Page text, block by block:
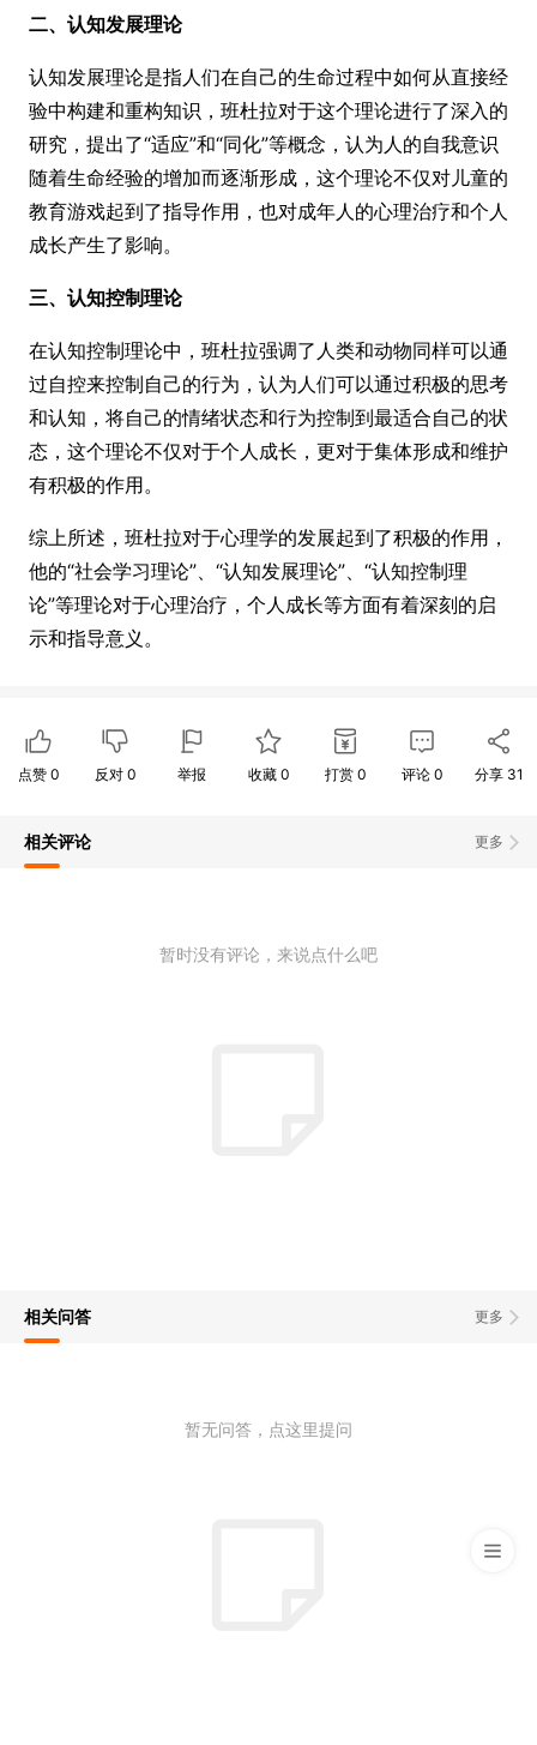
二、认知发展理论
认知发展理论是指人们在自己的生命过程中如何从直接经
验中构建和重构知识，班杜拉对于这个理论进行了深入的
研究，提出了“适应”和“同化”等概念，认为人的自我意识
随着生命经验的增加而逐渐形成，这个理论不仅对儿童的
教育游戏起到了指导作用，也对成年人的心理治疗和个人
成长产生了影响。
三、认知控制理论
在认知控制理论中，班杜拉强调了人类和动物同样可以通
过自控来控制自己的行为，认为人们可以通过积极的思考
和认知，将自己的情绪状态和行为控制到最适合自己的状
态，这个理论不仅对于个人成长，更对于集体形成和维护
有积极的作用。
综上所述，班杜拉对于心理学的发展起到了积极的作用，
他的“社会学习理论”、“认知发展理论”、“认知控制理
论”等理论对于心理治疗，个人成长等方面有着深刻的启
示和指导意义。
点赞 0 反对 0 举报 收藏 0 打赏 0 评论 0 分享 31
更多
相关评论
暂时没有评论，来说点什么吧
更多
相关问答
暂无问答，点这里提问